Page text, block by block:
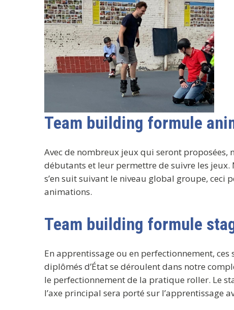
Team building formule
Avec de nombreux jeux qui seront
débutants et leur permettre de suivre les
s’en suit suivant le niveau global groupe, ceci
animations.
Team building formule
En apprentissage ou en perfectionnement,
diplômés d’État se déroulent dans notre
le perfectionnement de la pratique roller. Le
l’axe principal sera porté sur l’apprentissage